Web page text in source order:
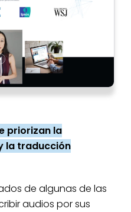
priorizan la
la traducción
de algunas de las
audios por sus